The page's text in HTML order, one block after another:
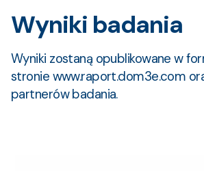
Wyniki badania
Wyniki zostaną opublikowane w
stronie www.raport.dom3e.com
partnerów badania.